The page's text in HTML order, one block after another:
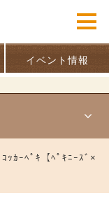
イベント情報
ｺｯｶｰﾍﾟｷ【ﾍﾟｷﾆｰｽﾞ×